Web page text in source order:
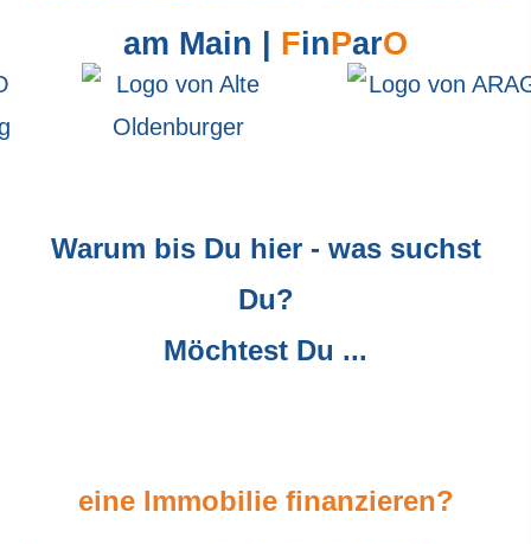
am Main | FinParO
Warum bis Du hier - was suchst
Du?
Möchtest Du ...
eine Immobilie finanzieren?